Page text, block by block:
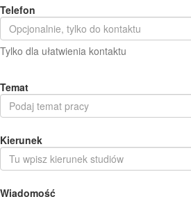
Telefon
Tylko dla ułatwienia kontaktu
Temat
Kierunek
Wiadomość